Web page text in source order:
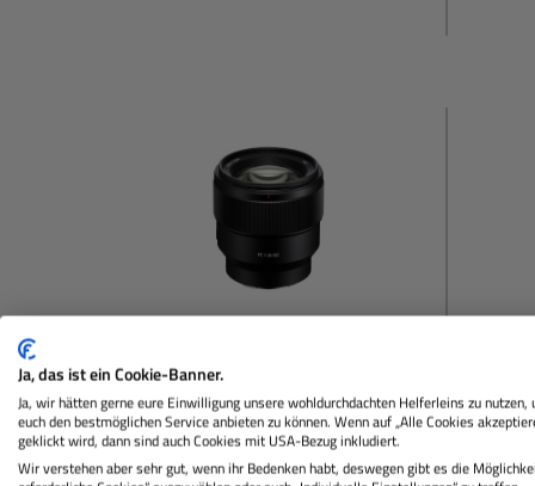
SONYFE 85mm F1.8
VXD
Ja, das ist ein Cookie-Banner.
Ja, wir hätten gerne eure Einwilligung unsere wohldurchdachten Helferleins zu nutzen,
euch den bestmöglichen Service anbieten zu können. Wenn auf „Alle Cookies
geklickt wird, dann sind auch Cookies mit USA-Bezug inkludiert.
Wir verstehen aber sehr gut, wenn ihr Bedenken habt, deswegen gibt es die